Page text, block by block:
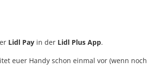
Lidl Pay in der Lidl Plus App.
euer Handy schon einmal vor (wenn noch